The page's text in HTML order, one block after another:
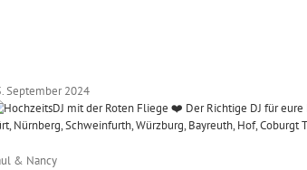
September 2024
& Nancy